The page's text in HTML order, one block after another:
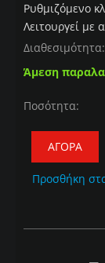
Ρυθμιζόμενο
Λειτουργεί με
Διαθεσιμότητα:
Άμεση
Ποσότητα:
ΑΓΟΡΆ
Προσθήκη